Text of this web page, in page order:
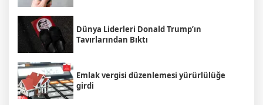
Dünya Liderleri Donald Trump’ın
Tavırlarından Bıktı
Emlak vergisi düzenlemesi yürürlülüğe
girdi